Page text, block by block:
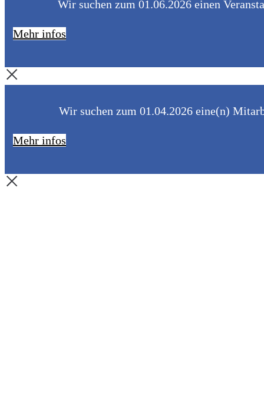
Wir suchen zum 01.06.2026 einen
Mehr infos
Wir suchen zum 01.04.2026 eine(n)
Mehr infos